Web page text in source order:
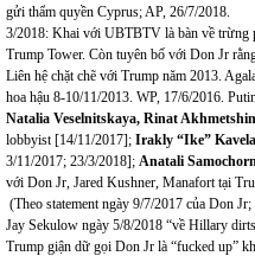
gửi thẩm quyền Cyprus; AP, 26/7/2018.
3/2018: Khai với UBTBTV là bàn về trừng
Trump Tower. Còn tuyên bố với Don Jr
Liên hệ chặt chẽ với Trump năm 2013.
hoa hậu 8-10/11/2013. WP, 17/6/2016.
Natalia Veselnitskaya, Rinat Akhmetshin
lobbyist [14/11/2017]; Irakly “Ike”
3/11/2017; 23/3/2018]; Anatali
với Don Jr, Jared Kushner, Manafort tại
(Theo statement ngày 9/7/2017 của Don
Jay Sekulow ngày 5/8/2018 “về Hillary
Trump giận dữ gọi Don Jr là “fucked up”